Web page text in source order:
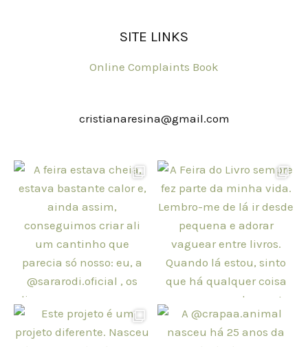
SITE LINKS
Online Complaints Book
cristianaresina@gmail.com